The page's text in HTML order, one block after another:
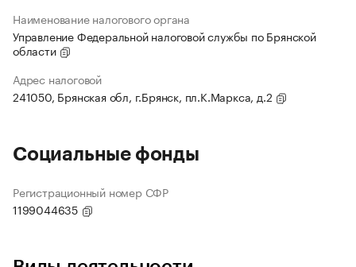
Наименование налогового органа
Управление Федеральной налоговой службы по Брянской
области
Адрес налоговой
241050, Брянская обл, г.Брянск, пл.К.Маркса, д.2
Социальные фонды
Регистрационный номер СФР
1199044635